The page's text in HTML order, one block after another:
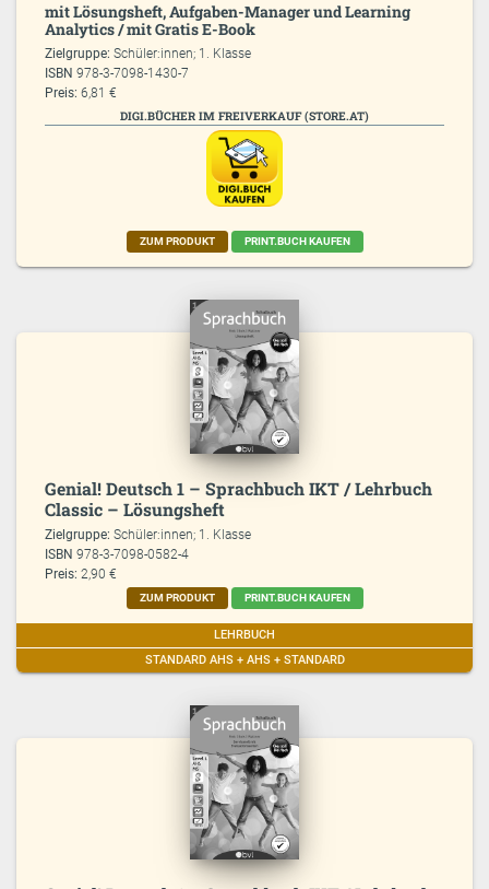
mit Lösungsheft, Aufgaben-Manager und Learning
Analytics / mit Gratis E-Book
Zielgruppe:Schüler:innen; 1. Klasse
ISBN978-3-7098-1430-7
Preis: 6,81 €
DIGI.BÜCHER IM FREIVERKAUF (STORE.AT)
ZUM PRODUKT PRINT.BUCH KAUFEN
Genial! Deutsch 1 – Sprachbuch IKT / Lehrbuch
Classic – Lösungsheft
Zielgruppe:Schüler:innen; 1. Klasse
ISBN978-3-7098-0582-4
Preis: 2,90 €
ZUM PRODUKT PRINT.BUCH KAUFEN
LEHRBUCH
STANDARD AHS + AHS + STANDARD